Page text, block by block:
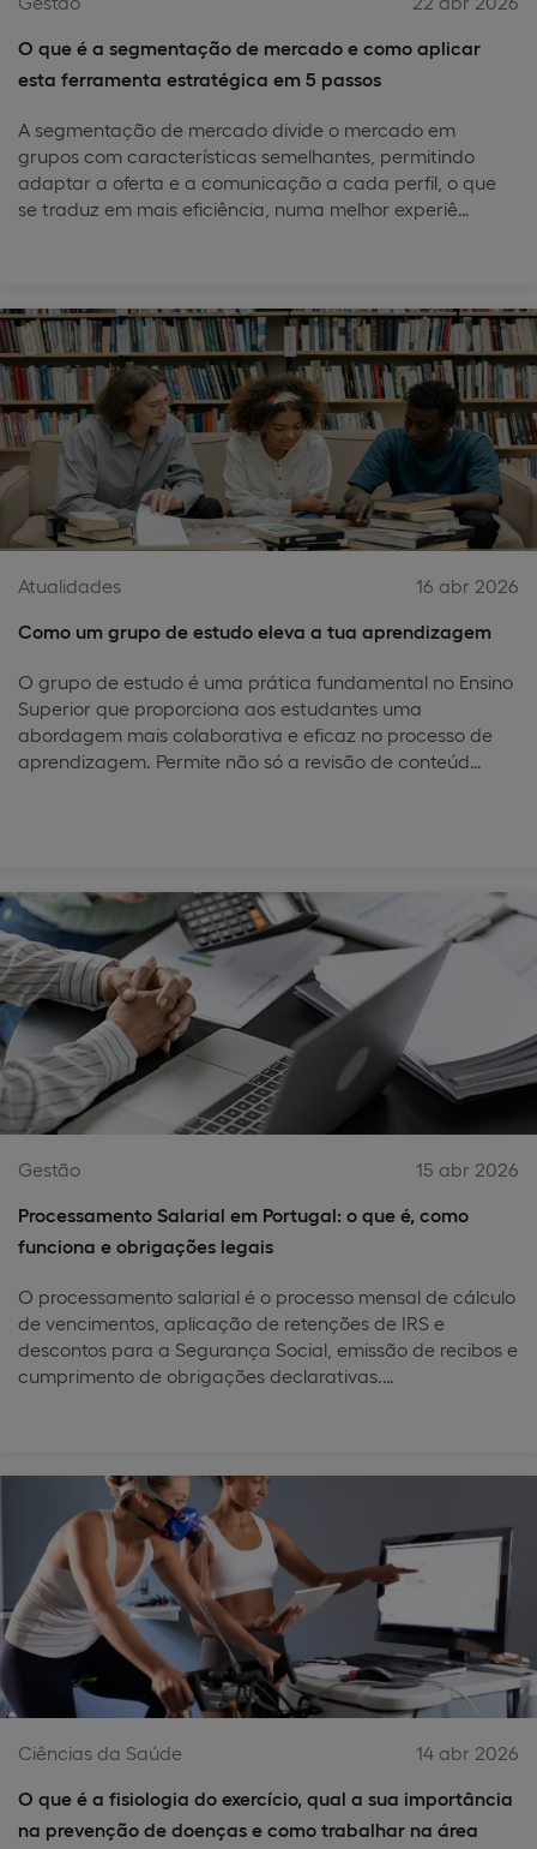
O que é a segmentação de mercado e como aplicar
esta ferramenta estratégica em 5 passos
A segmentação de mercado divide o mercado em
grupos com características semelhantes, permitindo
adaptar a oferta e a comunicação a cada perfil, o que
se traduz em mais eficiência, numa melhor experiê…
Atualidades
16 abr 2026
Como um grupo de estudo eleva a tua aprendizagem
O grupo de estudo é uma prática fundamental no Ensino
Superior que proporciona aos estudantes uma
abordagem mais colaborativa e eficaz no processo de
aprendizagem. Permite não só a revisão de conteúd…
Gestão
15 abr 2026
Processamento Salarial em Portugal: o que é, como
funciona e obrigações legais
O processamento salarial é o processo mensal de cálculo
de vencimentos, aplicação de retenções de IRS e
descontos para a Segurança Social, emissão de recibos e
cumprimento de obrigações declarativas.…
Ciências da Saúde
14 abr 2026
O que é a fisiologia do exercício, qual a sua importância
na prevenção de doenças e como trabalhar na área